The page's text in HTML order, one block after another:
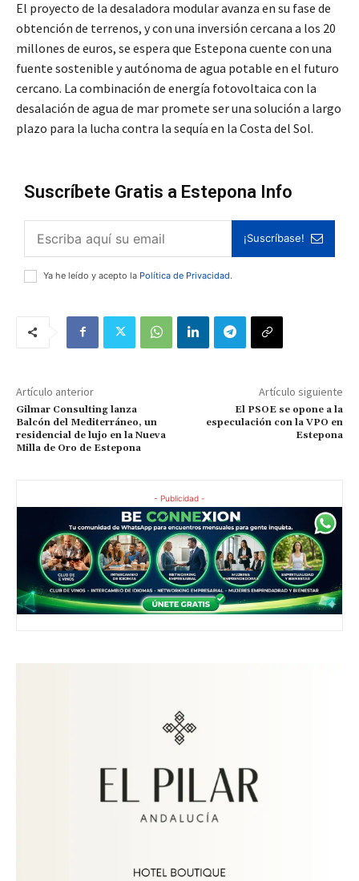
El proyecto de la desaladora modular avanza en su fase de
obtención de terrenos, y con una inversión cercana a los 20
millones de euros, se espera que Estepona cuente con una
fuente sostenible y autónoma de agua potable en el futuro
cercano. La combinación de energía fotovoltaica con la
desalación de agua de mar promete ser una solución a largo
plazo para la lucha contra la sequía en la Costa del Sol.
Suscríbete Gratis a Estepona Info
¡Suscríbase!
Ya he leído y acepto la Política de Privacidad.
Artículo anterior
Gilmar Consulting lanza
Balcón del Mediterráneo, un
residencial de lujo en la Nueva
Milla de Oro de Estepona
Artículo siguiente
El PSOE se opone a la
especulación con la VPO en
Estepona
- Publicidad -